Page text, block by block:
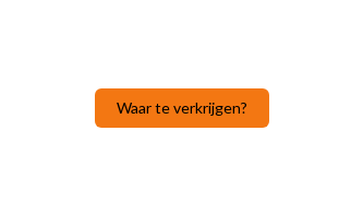
Waar te verkrijgen?